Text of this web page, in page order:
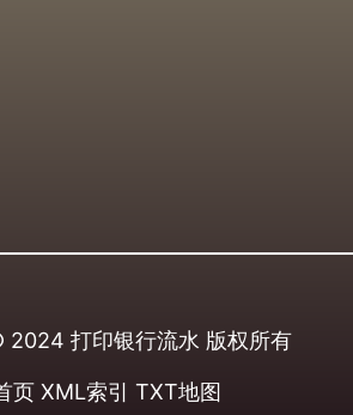
2024 打印银行流水 版权所有
页 XML索引 TXT地图